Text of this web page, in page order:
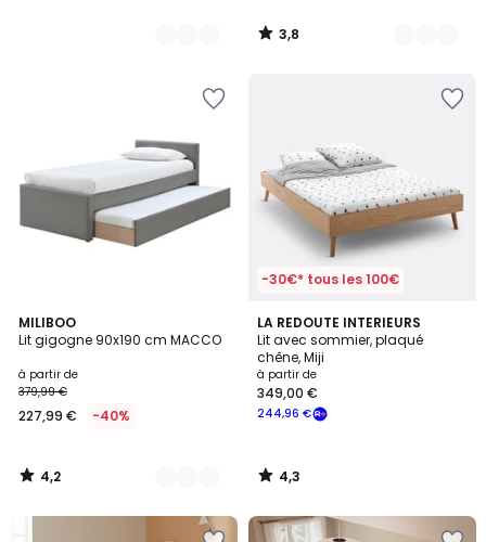
3,8
/
MILIBOO
Lit gigogne 90x190 cm MACCO
à partir de
379,99 €
227,99 € -40%
4,2
/ 5
3
Couleurs
4,2
/
-30€* tous les 100€
LA REDOUTE INTERIEURS
Lit avec sommier, plaqué
chêne, Miji
à partir de
244,96 €
349,00 €
4,3
/ 5
4,3
/